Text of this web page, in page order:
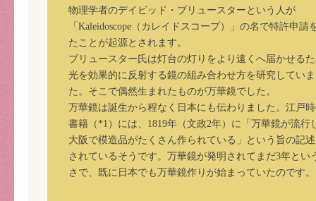
物理学者のデイビッド・ブリュースターという人が
「Kaleidoscope（カレイドスコープ）」の名で特許申請
たことが起源とされます。
ブリュースター氏は灯台の灯りをより遠くへ届かせる
光を効果的に反射する鏡の組み合わせ方を研究してい
た。そこで偶然生まれたものが万華鏡でした。
万華鏡は誕生から程なく日本にも伝わりました。江戸
書籍（*1）には、1819年（文政2年）に「万華鏡が流行
大阪で模造品がたくさん作られている」という旨の記
されているそうです。万華鏡が発明されてまだ3年とい
さで、既に日本でも万華鏡作りが始まっていたのです。